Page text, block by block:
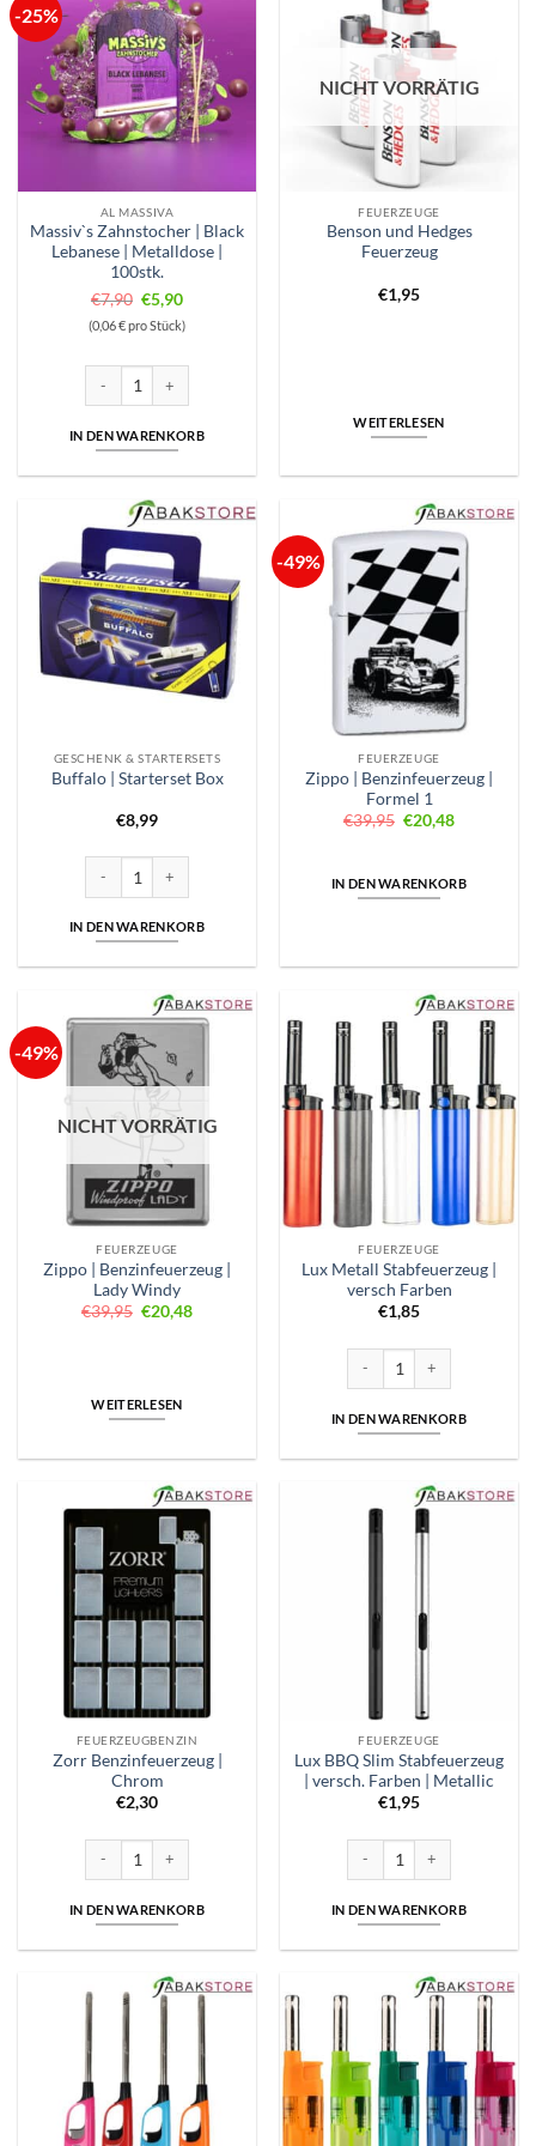
-25%
AL MASSIVA
Massiv`s Zahnstocher | Black
Lebanese | Metalldose |
100stk.
€7,90 Ursprünglicher
Preis
€5,90Aktueller
Preis
(0,06 € pro Stück)
Massiv`s Zahnstocher | Black Lebanese | Metalldose | 100stk. Menge
IN DEN WARENKORB
NICHT VORRÄTIG
FEUERZEUGE
Benson und Hedges
Feuerzeug
€1,95
WEITERLESEN
GESCHENK & STARTERSETS
Buffalo | Starterset Box
€8,99
IN DEN WARENKORB
-49%
FEUERZEUGE
Zippo | Benzinfeuerzeug |
Formel 1
€39,95 Ursprünglicher
Preis
€20,48Aktueller
IN DEN WARENKORB
-49%
NICHT VORRÄTIG
FEUERZEUGE
Zippo | Benzinfeuerzeug |
Lady Windy
€39,95 Ursprünglicher
Preis
€20,48Aktueller
WEITERLESEN
FEUERZEUGE
Lux Metall Stabfeuerzeug |
versch Farben
€1,85
IN DEN WARENKORB
FEUERZEUGBENZIN
Zorr Benzinfeuerzeug |
Chrom
€2,30
IN DEN WARENKORB
FEUERZEUGE
Lux BBQ Slim Stabfeuerzeug
| versch. Farben | Metallic
€1,95
IN DEN WARENKORB